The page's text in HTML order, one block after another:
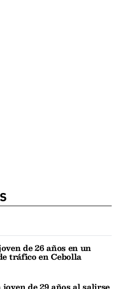
de 26 años en un
tráfico en Cebolla